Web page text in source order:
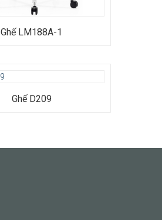
Ghế LM188A-1
Ghế D209